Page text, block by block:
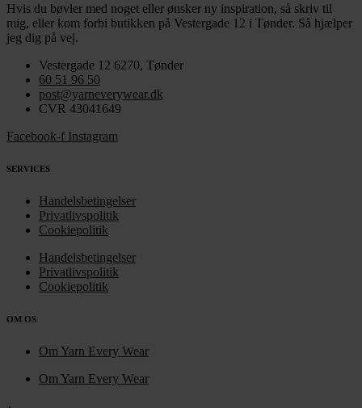
Hvis du bøvler med noget eller ønsker ny inspiration, så skriv til
mig, eller kom forbi butikken på Vestergade 12 i Tønder. Så hjælper
jeg dig på vej.
Vestergade 12 6270, Tønder
60 51 96 50
post@yarneverywear.dk
CVR 43041649
Facebook-f Instagram
SERVICES
Handelsbetingelser
Privatlivspolitik
Cookiepolitik
Handelsbetingelser
Privatlivspolitik
Cookiepolitik
OM OS
Om Yarn Every Wear
Om Yarn Every Wear